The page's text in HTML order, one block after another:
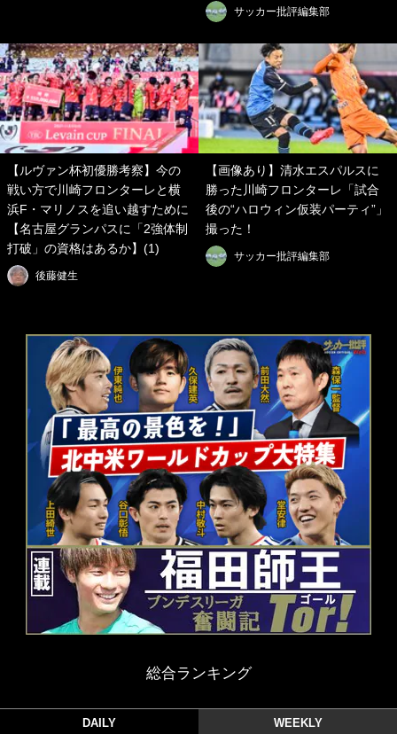
サッカー批評編集部
【ルヴァン杯初優勝考察】今の
戦い方で川崎フロンターレと横
浜F・マリノスを追い越すために
【名古屋グランパスに「2強体制
打破」の資格はあるか】(1)
後藤健生
【画像あり】清水エスパルスに
勝った川崎フロンターレ「試合
後の“ハロウィン仮装パーティ”」
撮った！
サッカー批評編集部
総合ランキング
DAILY WEEKLY